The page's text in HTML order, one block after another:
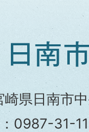
県日南市
0987-31-